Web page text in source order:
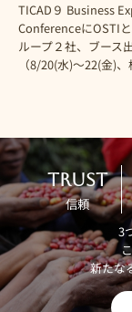
TICAD９ Business
ConferenceにOSTI
ループ２社、ブース
（8/20(水)～22(金)、
TRUST
信頼
3
新たな